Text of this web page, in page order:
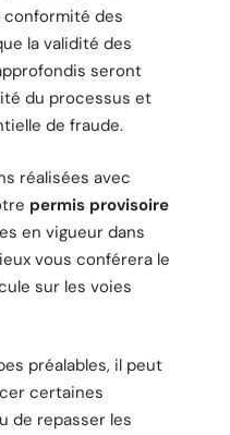
des
la validité des
seront
du processus et
de fraude.
réalisées avec
permis provisoire
en vigueur dans
vous conférera le
sur les voies
préalables, il peut
certaines
de repasser les